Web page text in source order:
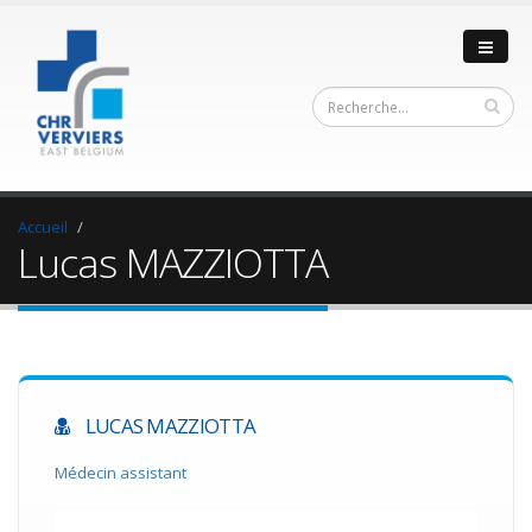
Accueil
Lucas MAZZIOTTA
LUCAS MAZZIOTTA
Médecin assistant